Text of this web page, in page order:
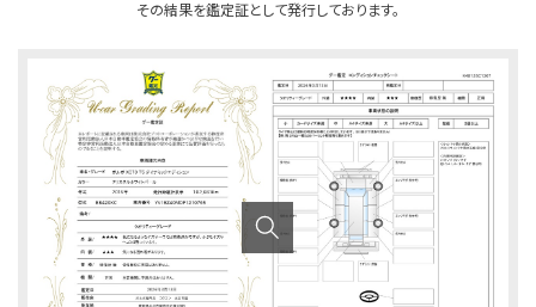
その結果を鑑定証として発行しております。